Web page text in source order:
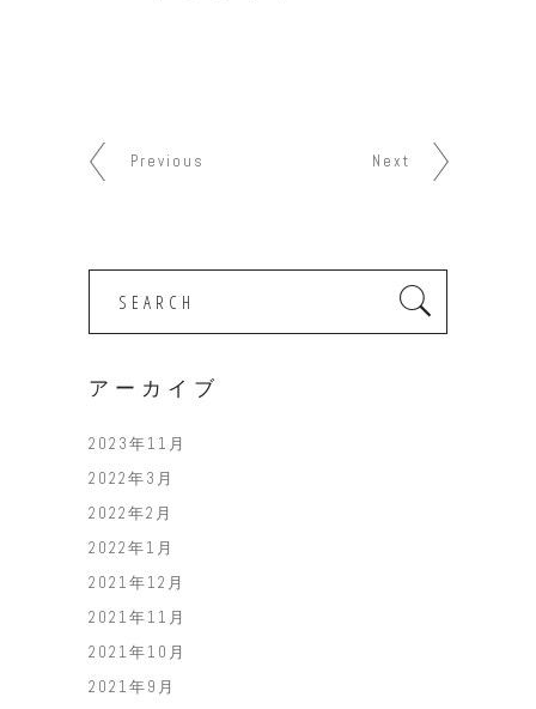
Previous Next
アーカイブ
2023年11月
2022年3月
2022年2月
2022年1月
2021年12月
2021年11月
2021年10月
2021年9月